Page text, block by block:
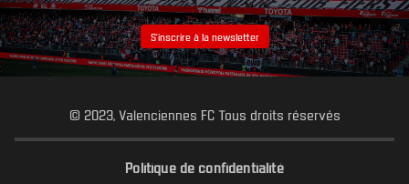
S’inscrire à la newsletter
© 2023, Valenciennes FC Tous droits réservés
Politique de confidentialité